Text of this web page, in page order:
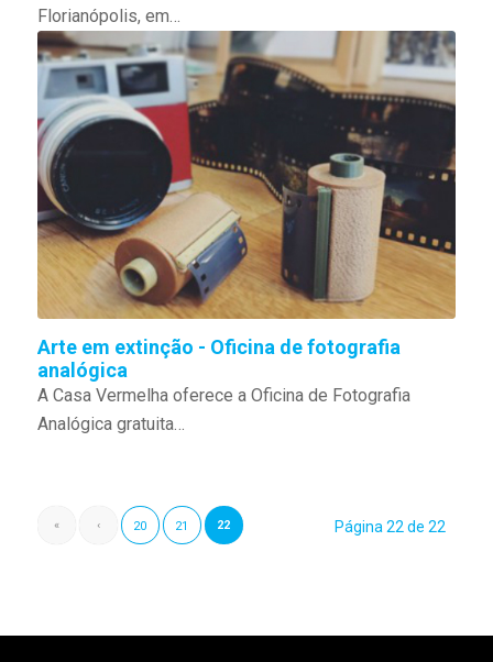
Florianópolis, em…
Arte em extinção - Oficina de fotografia
analógica
A Casa Vermelha oferece a Oficina de Fotografia
Analógica gratuita…
Página 22 de 22
« ‹ 20 21 22